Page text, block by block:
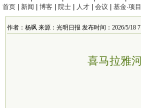
首页
新闻 博客 院士 人才 会议 基金·项目
作者：杨飒 来源：光明日报 发布时间：2026/5/18
喜马拉雅